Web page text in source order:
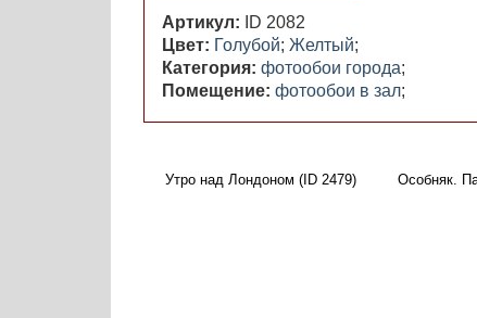
Артикул:
ID 2082
Цвет: Голубой; Желтый;
Категория: фотообои города;
Помещение: фотообои в зал;
Утро над Лондоном (ID 2479) Особняк.